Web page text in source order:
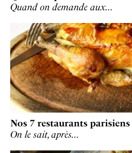
Quand on demande aux…
Nos 7 restaurants
On le sait, après…